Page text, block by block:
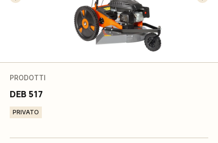
PRODOTTI
DEB 517
PRIVATO